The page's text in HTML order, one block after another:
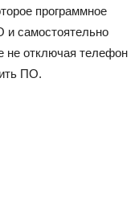
программное
и самостоятельно
не отключая телефон
ПО.